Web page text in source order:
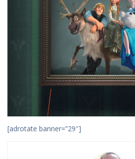
[adrotate banner=”29″]